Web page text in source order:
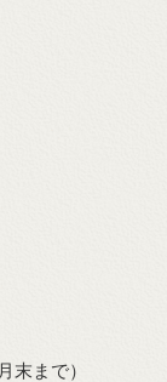
末まで）